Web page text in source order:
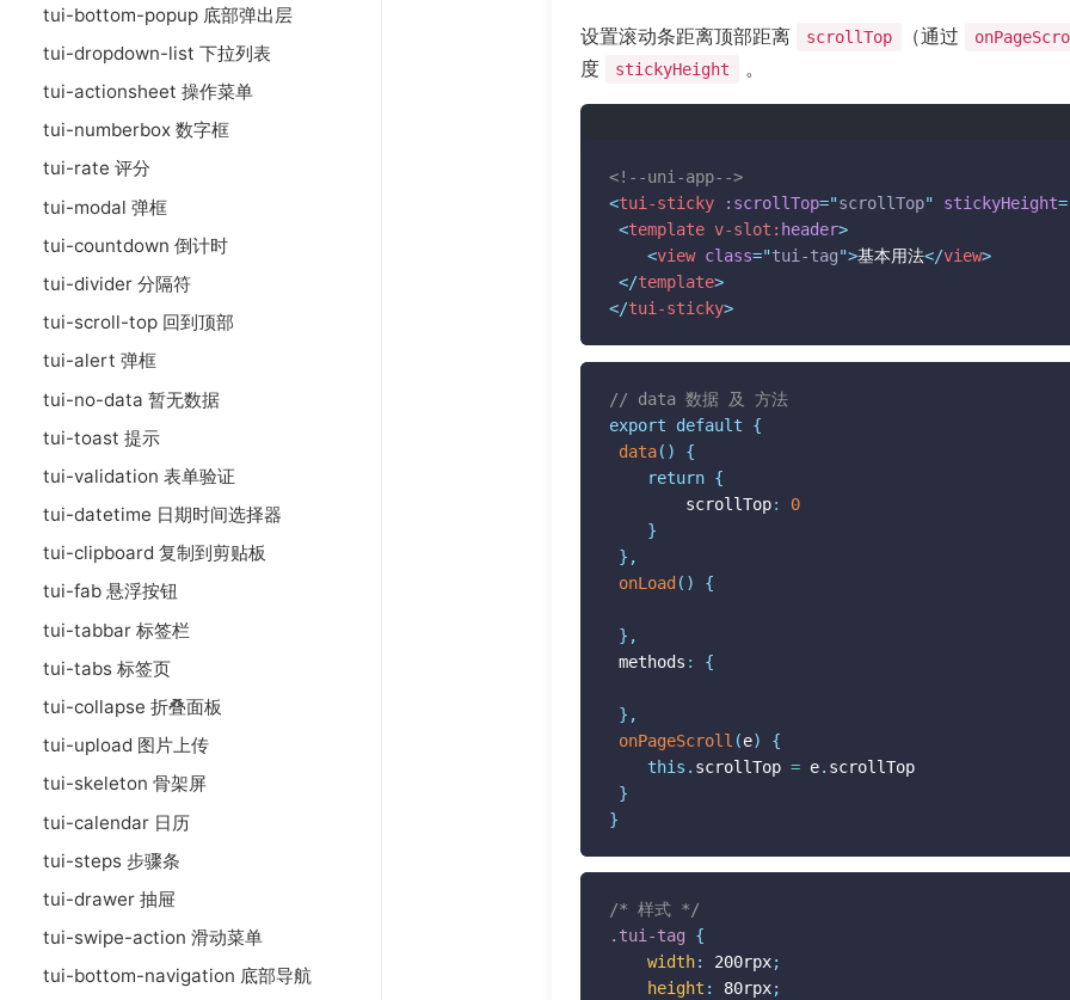
tui-bottom-popup 底部弹出层
tui-dropdown-list 下拉列表
tui-actionsheet 操作菜单
tui-numberbox 数字框
tui-rate 评分
tui-modal 弹框
tui-countdown 倒计时
tui-divider 分隔符
tui-scroll-top 回到顶部
tui-alert 弹框
tui-no-data 暂无数据
tui-toast 提示
tui-validation 表单验证
tui-datetime 日期时间选择器
tui-clipboard 复制到剪贴板
tui-fab 悬浮按钮
tui-tabbar 标签栏
tui-tabs 标签页
tui-collapse 折叠面板
tui-upload 图片上传
tui-skeleton 骨架屏
tui-calendar 日历
tui-steps 步骤条
tui-drawer 抽屉
tui-swipe-action 滑动菜单
tui-bottom-navigation 底部导航
设置滚动条距离顶部距离 scrollTop （通过
度
stickyHeight 。
<!--uni-app-->
<tui-sticky :scrollTop="scrollTop" stickyHeight=
<template v-slot: header>
<view class="tui-tag">基本用法</view>
</template>
</tui-sticky>
// data 数据 及 方法
export
default
{
data( )
{
return {
scrollTop:
0
}
} ,
onLoad ( ) {
} ,
methods : {
} ,
onPageScroll (e)
{
this . scrollTop = e. scrollTop
}
}
/* 样式 */
.tui-tag
{
width: 200rpx;
height : 80rpx;